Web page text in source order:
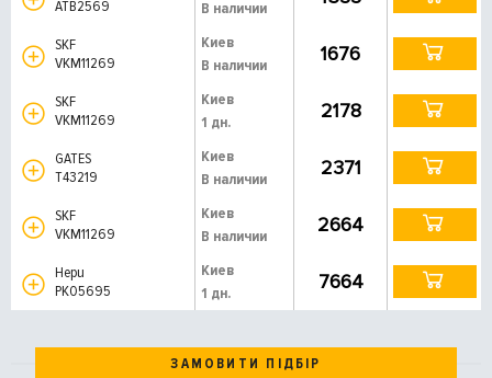
ATB2569
В наличии
SKF
VKM11269
Киев
В наличии
1676
SKF
VKM11269
Киев
1 дн.
2178
GATES
T43219
Киев
В наличии
2371
SKF
VKM11269
Киев
В наличии
2664
Hepu
PK05695
Киев
1 дн.
7664
ЗАМОВИТИ ПІДБІР